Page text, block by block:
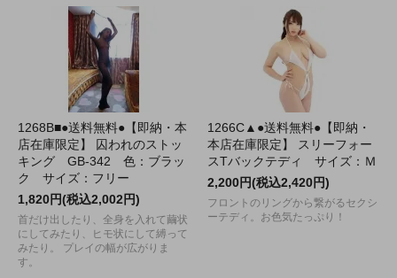
1268B■●送料無料●【即納・本
店在庫限定】 囚われのストッ
キング GB-342 色：ブラッ
ク サイズ：フリー
1,820円(税込2,002円)
首だけ出したり、全身を入れて繭状
にしてみたり、ヒモ状にして縛って
みたり。 プレイの幅が広がりま
す。
1266C▲●送料無料●【即納・
本店在庫限定】 スリーフォー
スTバックテディ サイズ：Ｍ
2,200円(税込2,420円)
フロントのリングから繋がるセクシ
ーテディ。お色気たっぷり！